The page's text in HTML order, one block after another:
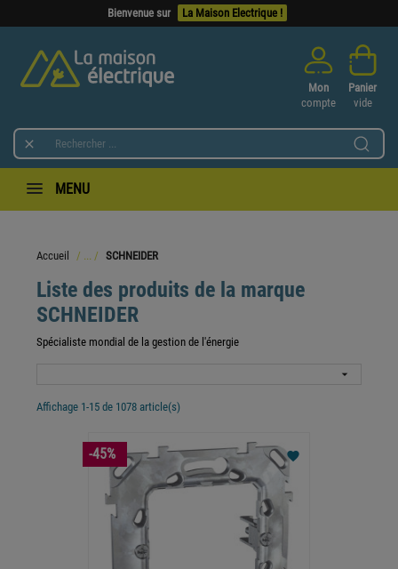
Bienvenue sur La Maison Electrique !

Mon
compte
Panier
vide
MENU
Accueil SCHNEIDER
Liste des produits de la marque
SCHNEIDER
Spécialiste mondial de la gestion de l'énergie

Affichage 1-15 de 1078 article(s)
favorite
-45%